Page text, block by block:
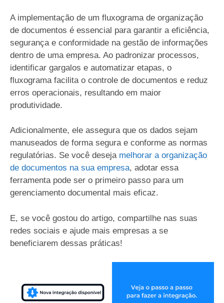
A implementação de um fluxograma de organização
de documentos é essencial para garantir a eficiência,
segurança e conformidade na gestão de informações
dentro de uma empresa. Ao padronizar processos,
identificar gargalos e automatizar etapas, o
fluxograma facilita o controle de documentos e reduz
erros operacionais, resultando em maior
produtividade.
Adicionalmente, ele assegura que os dados sejam
manuseados de forma segura e conforme as normas
regulatórias. Se você deseja melhorar a organização
de documentos na sua empresa, adotar essa
ferramenta pode ser o primeiro passo para um
gerenciamento documental mais eficaz.
E, se você gostou do artigo, compartilhe nas suas
redes sociais e ajude mais empresas a se
beneficiarem dessas práticas!